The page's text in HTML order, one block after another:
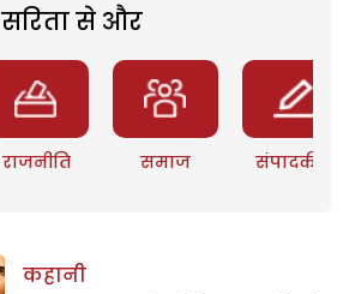
सरिता से और
राजनीति समाज संपादकीय
कहानी